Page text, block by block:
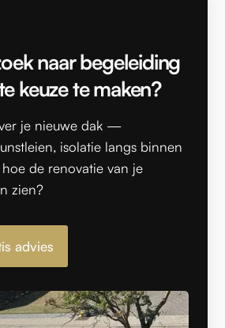
naar begeleiding
keuze te maken?
je nieuwe dak —
isolatie langs binnen
de renovatie van je
zien?
advies